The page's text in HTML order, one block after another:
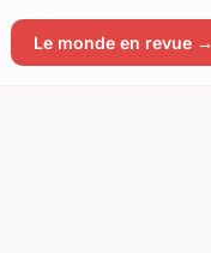
Le monde en revue →